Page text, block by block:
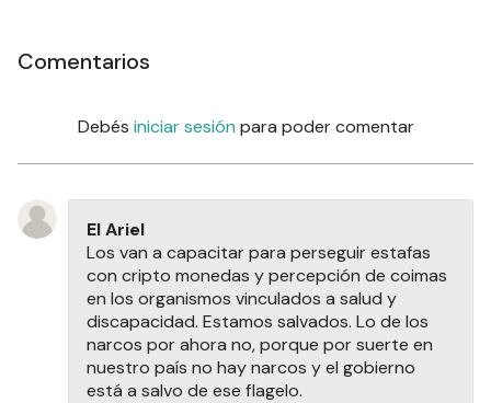
Comentarios
Debés iniciar sesión para poder comentar
El Ariel
Los van a capacitar para perseguir estafas
con cripto monedas y percepción de coimas
en los organismos vinculados a salud y
discapacidad. Estamos salvados. Lo de los
narcos por ahora no, porque por suerte en
nuestro país no hay narcos y el gobierno
está a salvo de ese flagelo.